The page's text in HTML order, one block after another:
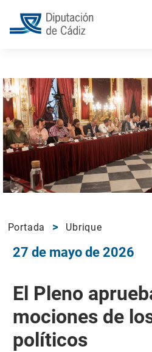
Portada Ubrique
27 de mayo de 2026
El Pleno
mociones de
políticos